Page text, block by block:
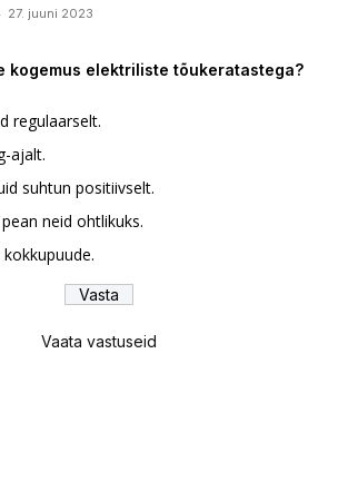
- 27. juuni 2023
kogemus elektriliste tõukeratastega?
regulaarselt.
ajalt.
suhtun positiivselt.
neid ohtlikuks.
Vaata vastuseid